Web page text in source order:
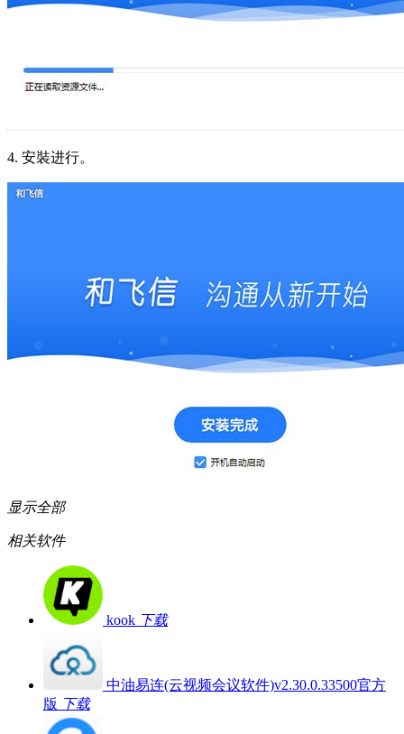
4. 安裝进行。
显示全部
相关软件
kook 下载
中油易连(云视频会议软件)v2.30.0.33500官方
版 下载